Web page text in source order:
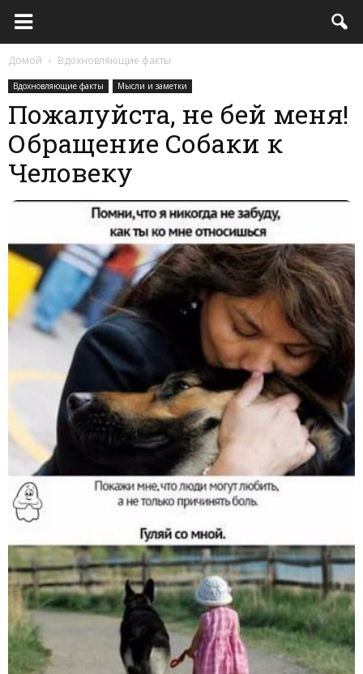
Домой Вдохновляющие факты
Вдохновляющие факты Мысли и заметки
Пожалуйста, не бей меня!
Обращение Собаки к
Человеку